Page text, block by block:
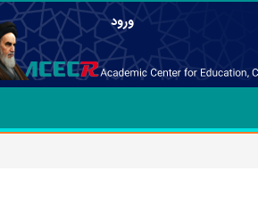
ورود